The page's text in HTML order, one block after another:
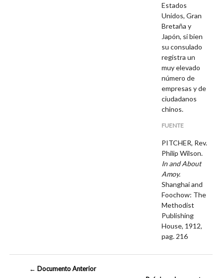
Estados
Unidos, Gran
Bretaña y
Japón, si bien
su consulado
registra un
muy elevado
número de
empresas y de
ciudadanos
chinos.
FUENTE
PITCHER, Rev.
Philip Wilson.
In and About
Amoy.
Shanghai and
Foochow: The
Methodist
Publishing
House, 1912,
pag. 216
← Documento Anterior